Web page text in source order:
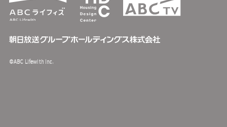
©ABC Lifewith Inc.